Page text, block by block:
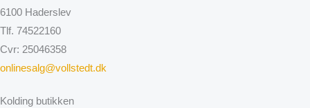
6100 Haderslev
Tlf. 74522160
Cvr: 25046358
onlinesalg@vollstedt.dk
Kolding butikken